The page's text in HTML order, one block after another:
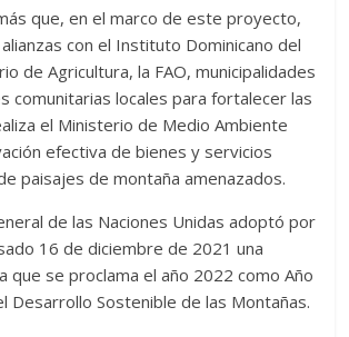
que, en el marco de este proyecto,
con el Instituto Dominicano del
de Agricultura, la FAO, municipalidades
comunitarias locales para fortalecer las
el Ministerio de Medio Ambiente
efectiva de bienes y servicios
paisajes de montaña amenazados.
de las Naciones Unidas adoptó por
16 de diciembre de 2021 una
que se proclama el año 2022 como Año
Desarrollo Sostenible de las Montañas.